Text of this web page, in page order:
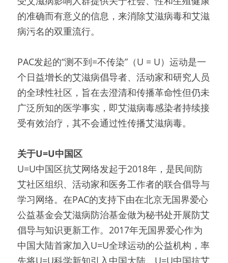
的准确而有意义的信息，来消除艾滋病毒和艾滋
病污名的双重流行。
PAC发起的“测不到=不传染”（U = U）运动是一
个日益增长的艾滋病倡导者、活动家和研究人员
的全球性社区，旨在去澄清和传播革命性但仍未
广泛所知的医学事实，即艾滋病毒感染者持续接
受有效治疗，其不会通过性传播艾滋病毒。
关于U=U中国区
U=U中国区抗艾网络发起于2018年，是民间防
艾社区组织、活动家和医务工作者的联合倡导与
学习网络。在PAC的支持下由在北京无国界爱心
公益基金会艾滋病防治基金做为秘书处开展防艾
倡导与知识更新工作。2017年无国界爱心作为
中国大陆首家加入U=U全球运动的公益机构，率
先将U=U科学新知引入中国大陆。U=U中国抗艾